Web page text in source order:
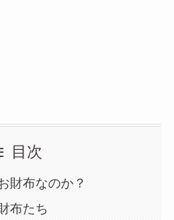
目次
財布なのか？
布たち